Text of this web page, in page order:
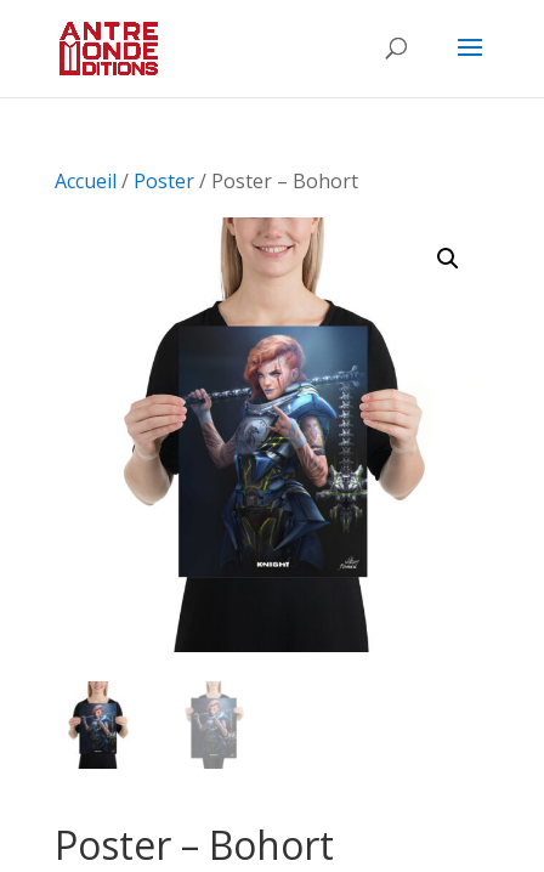
Accueil / Poster/ Poster – Bohort
Poster – Bohort